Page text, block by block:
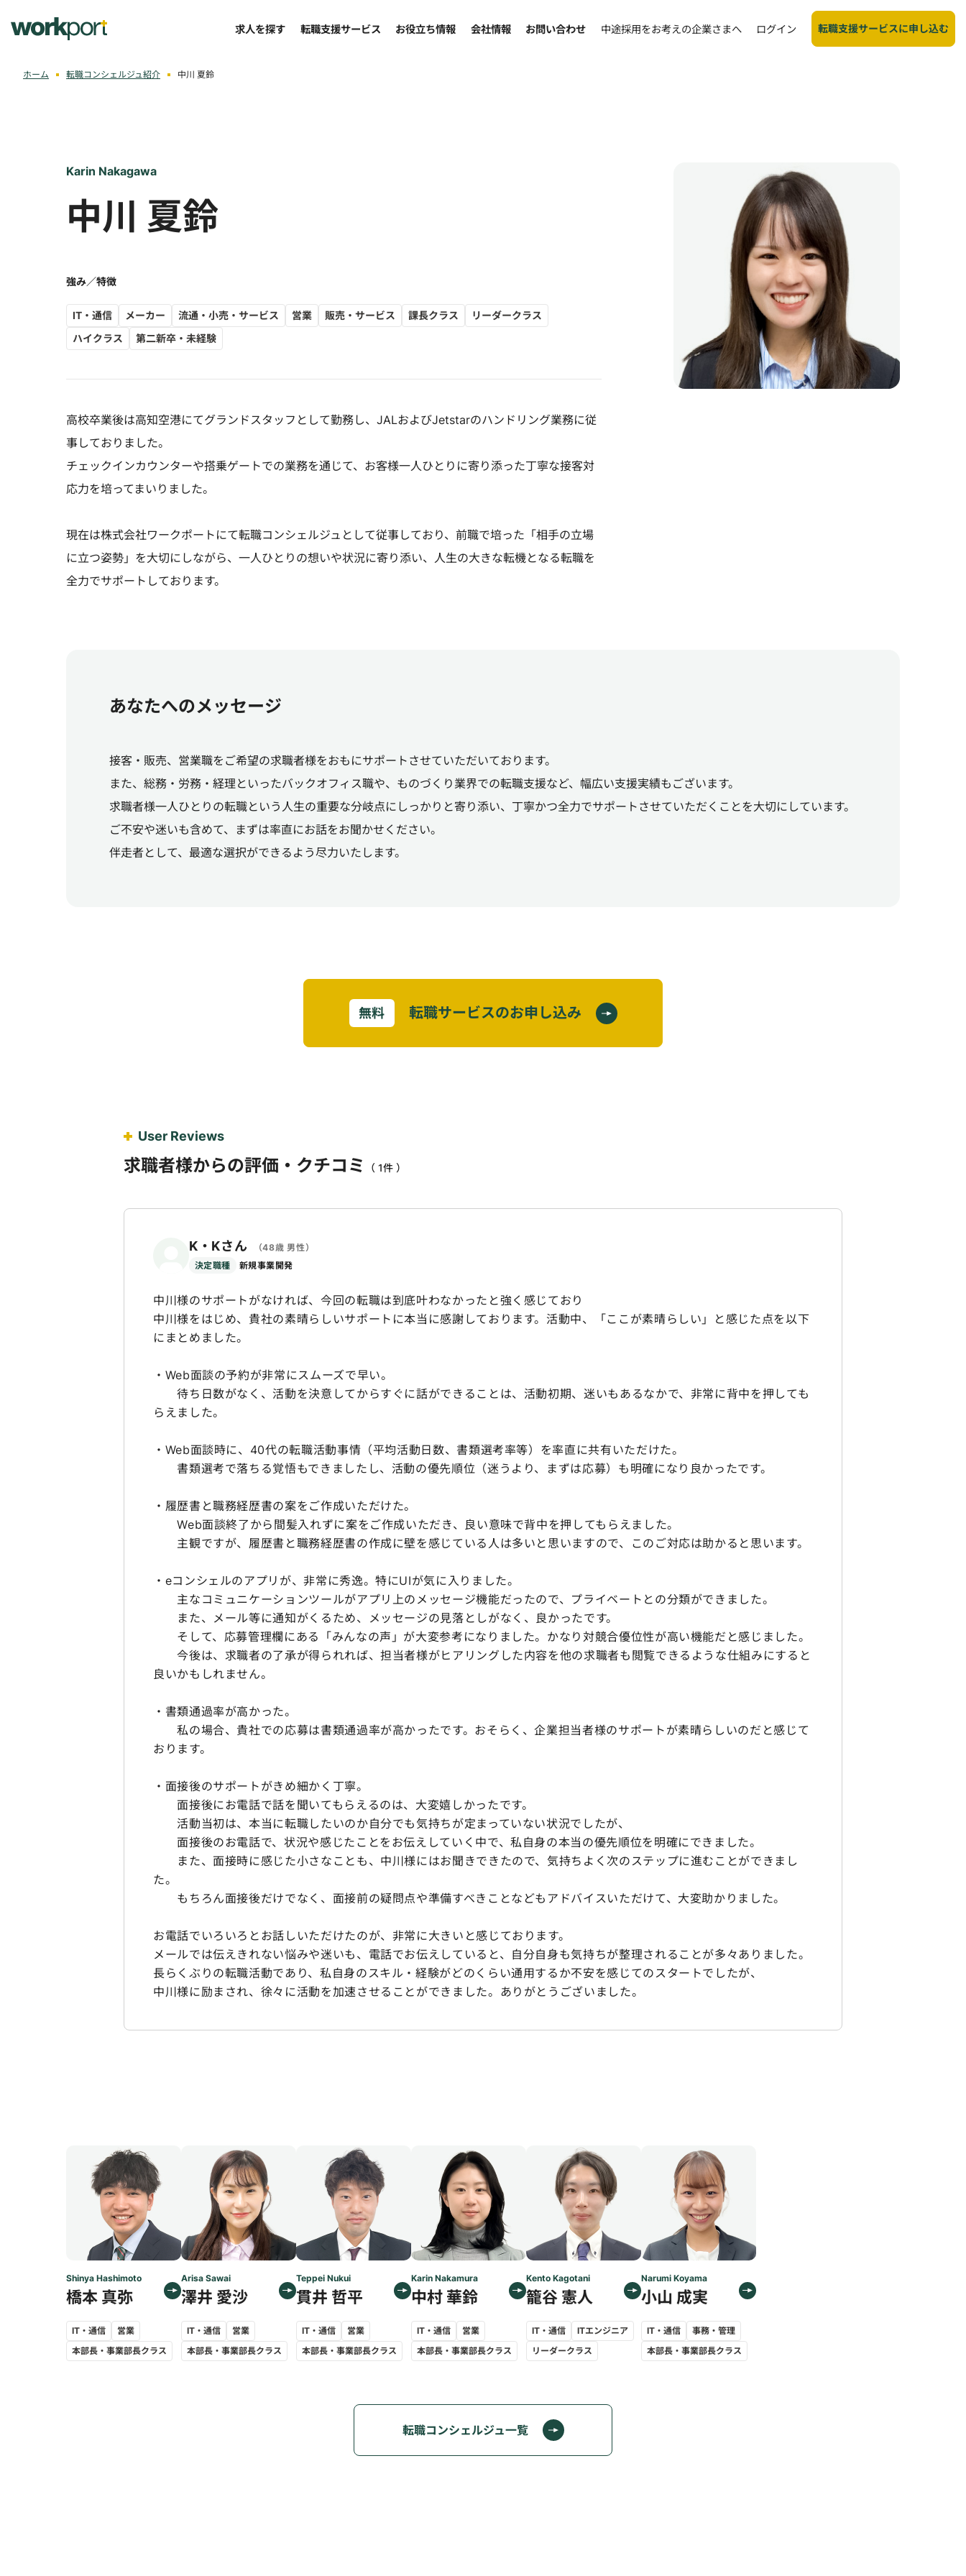
求人を探す 転職支援サービス お役立ち情報 会社情報 お問い合わせ 中途採用をお考えの企業さまへ ログイン 転職支援サービスに申し込む
ホーム 転職コンシェルジュ紹介 中川 夏鈴
Karin Nakagawa
中川 夏鈴
強み／特徴
IT・通信 メーカー 流通・小売・サービス 営業 販売・サービス 課長クラス
リーダークラス
ハイクラス
第二新卒・未経験
高校卒業後は高知空港にてグランドスタッフとして勤務し、JALおよびJetstarのハンドリング業務に従
事しておりました。
チェックインカウンターや搭乗ゲートでの業務を通じて、お客様一人ひとりに寄り添った丁寧な接客対
応力を培ってまいりました。
現在は株式会社ワークポートにて転職コンシェルジュとして従事しており、前職で培った「相手の立場
に立つ姿勢」を大切にしながら、一人ひとりの想いや状況に寄り添い、人生の大きな転機となる転職を
全力でサポートしております。
あなたへのメッセージ
接客・販売、営業職をご希望の求職者様をおもにサポートさせていただいております。
また、総務・労務・経理といったバックオフィス職や、ものづくり業界での転職支援など、幅広い支援実績もございます。
求職者様一人ひとりの転職という人生の重要な分岐点にしっかりと寄り添い、丁寧かつ全力でサポートさせていただくことを大切にしています。
ご不安や迷いも含めて、まずは率直にお話をお聞かせください。
伴走者として、最適な選択ができるよう尽力いたします。
無料 転職サービスのお申し込み
User Reviews
求職者様からの評価・クチコミ （ 1件 ）
K・Kさん
（48歳 男性）
決定職種
新規事業開発
中川様のサポートがなければ、今回の転職は到底叶わなかったと強く感じており
中川様をはじめ、貴社の素晴らしいサポートに本当に感謝しております。活動中、「ここが素晴らしい」と感じた点を以下
にまとめました。
・Web面談の予約が非常にスムーズで早い。
待ち日数がなく、活動を決意してからすぐに話ができることは、活動初期、迷いもあるなかで、非常に背中を押しても
らえました。
・Web面談時に、40代の転職活動事情（平均活動日数、書類選考率等）を率直に共有いただけた。
書類選考で落ちる覚悟もできましたし、活動の優先順位（迷うより、まずは応募）も明確になり良かったです。
・履歴書と職務経歴書の案をご作成いただけた。
Web面談終了から間髪入れずに案をご作成いただき、良い意味で背中を押してもらえました。
主観ですが、履歴書と職務経歴書の作成に壁を感じている人は多いと思いますので、このご対応は助かると思います。
・eコンシェルのアプリが、非常に秀逸。特にUIが気に入りました。
主なコミュニケーションツールがアプリ上のメッセージ機能だったので、プライベートとの分類ができました。
また、メール等に通知がくるため、メッセージの見落としがなく、良かったです。
そして、応募管理欄にある「みんなの声」が大変参考になりました。かなり対競合優位性が高い機能だと感じました。
今後は、求職者の了承が得られれば、担当者様がヒアリングした内容を他の求職者も閲覧できるような仕組みにすると
良いかもしれません。
・書類通過率が高かった。
私の場合、貴社での応募は書類通過率が高かったです。おそらく、企業担当者様のサポートが素晴らしいのだと感じて
おります。
・面接後のサポートがきめ細かく丁寧。
面接後にお電話で話を聞いてもらえるのは、大変嬉しかったです。
活動当初は、本当に転職したいのか自分でも気持ちが定まっていない状況でしたが、
面接後のお電話で、状況や感じたことをお伝えしていく中で、私自身の本当の優先順位を明確にできました。
また、面接時に感じた小さなことも、中川様にはお聞きできたので、気持ちよく次のステップに進むことができまし
た。
もちろん面接後だけでなく、面接前の疑問点や準備すべきことなどもアドバイスいただけて、大変助かりました。
お電話でいろいろとお話しいただけたのが、非常に大きいと感じております。
メールでは伝えきれない悩みや迷いも、電話でお伝えしていると、自分自身も気持ちが整理されることが多々ありました。
長らくぶりの転職活動であり、私自身のスキル・経験がどのくらい通用するか不安を感じてのスタートでしたが、
中川様に励まされ、徐々に活動を加速させることができました。ありがとうございました。
Shinya Hashimoto
橋本 真弥
IT・通信
営業
本部長・事業部長クラス
Arisa Sawai
澤井 愛沙
IT・通信
営業
本部長・事業部長クラス
Teppei Nukui
貫井 哲平
IT・通信
営業
本部長・事業部長クラス
Karin Nakamura
中村 華鈴
IT・通信
営業
本部長・事業部長クラス
Kento Kagotani
籠谷 憲人
IT・通信
ITエンジニア
リーダークラス
Narumi Koyama
小山 成実
IT・通信
事務・管理
本部長・事業部長クラス
転職コンシェルジュ一覧